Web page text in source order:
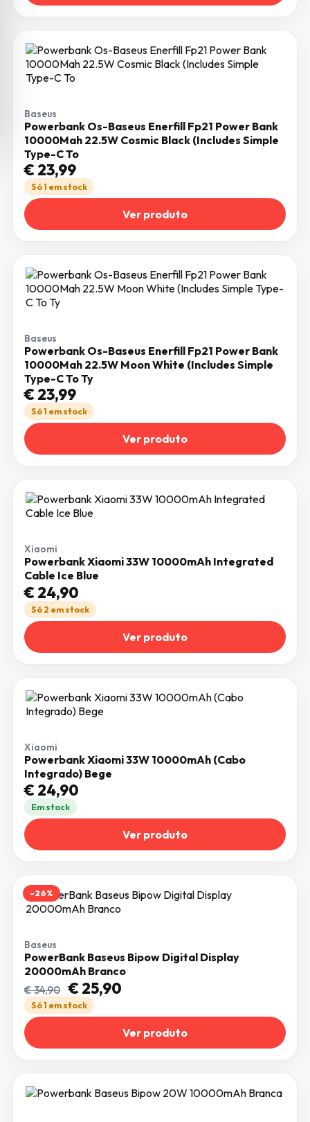
Baseus
Powerbank Os-Baseus Enerfill Fp21 Power Bank
10000Mah 22.5W Cosmic Black (Includes Simple
Type-C To
€23,99
Só 1 em stock
Ver produto
Baseus
Powerbank Os-Baseus Enerfill Fp21 Power Bank
10000Mah 22.5W Moon White (Includes Simple
Type-C To Ty
€23,99
Só 1 em stock
Ver produto
Xiaomi
Powerbank Xiaomi 33W 10000mAh Integrated
Cable Ice Blue
€24,90
Só 2 em stock
Ver produto
Xiaomi
Powerbank Xiaomi 33W 10000mAh (Cabo
Integrado) Bege
€24,90
Em stock
Ver produto
-26%
Baseus
PowerBank Baseus Bipow Digital Display
20000mAh Branco
€34,90 O preço original era: € 34,90.
€25,90
Só 1 em stock
Ver produto